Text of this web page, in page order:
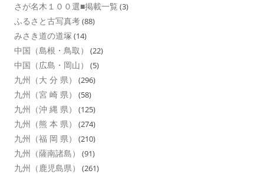
さが名木１００選■掲載一覧 (3)
ふるさと古写真考(88)
みさき道の道塚 (14)
中国（島根・鳥取） (22)
中国（広島・岡山） (5)
九州（大 分 県） (296)
九州（宮 崎 県） (58)
九州（沖 縄 県） (125)
九州（熊 本 県） (274)
九州（福 岡 県） (210)
九州（薩南諸島） (91)
九州（鹿児島県） (261)